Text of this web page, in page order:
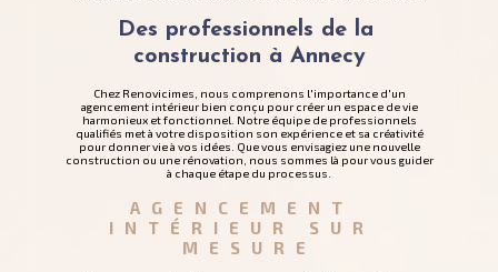
Des professionnels de la
construction à Annecy
Chez Renovicimes, nous comprenons l'importance d'un
agencement intérieur bien conçu pour créer un espace de vie
harmonieux et fonctionnel. Notre équipe de professionnels
qualifiés met à votre disposition son expérience et sa créativité
pour donner vie à vos idées. Que vous envisagiez une nouvelle
construction ou une rénovation, nous sommes là pour vous guider
à chaque étape du processus.
AGENCEMENT
INTÉRIEUR SUR
MESURE